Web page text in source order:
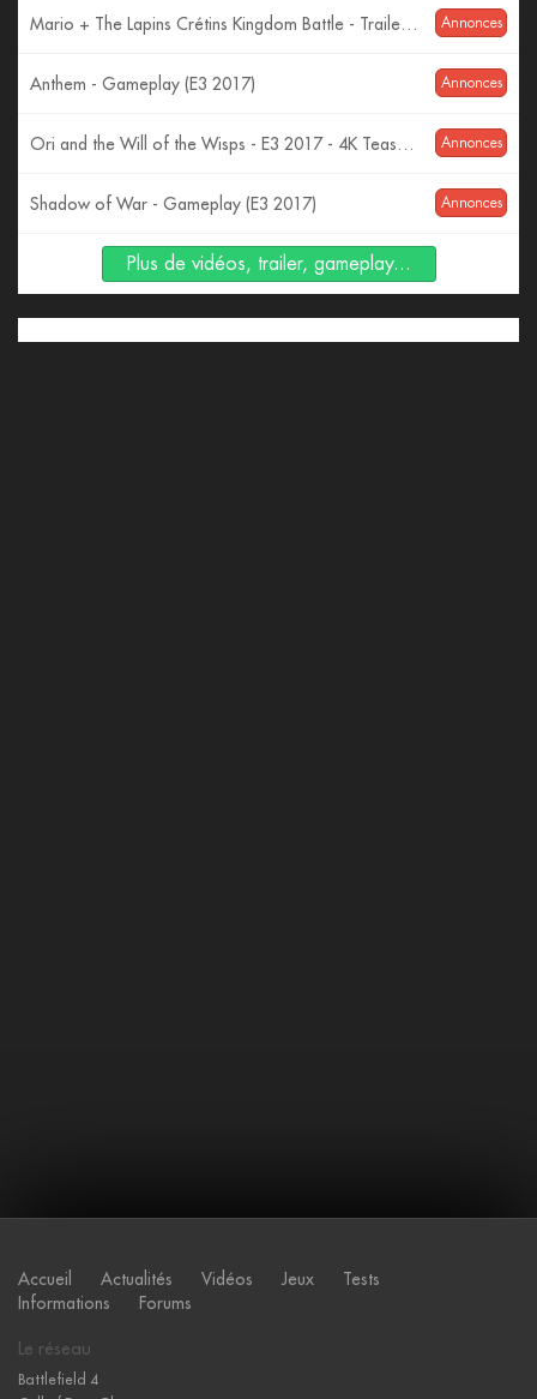
Annonces
Annonces
Anthem - Gameplay (E3 2017)
Annonces
Annonces
Shadow of War - Gameplay (E3 2017)
Plus de vidéos, trailer, gameplay...
Accueil Actualités Vidéos Jeux
Tests
Informations
Forums
Le réseau
Battlefield 4